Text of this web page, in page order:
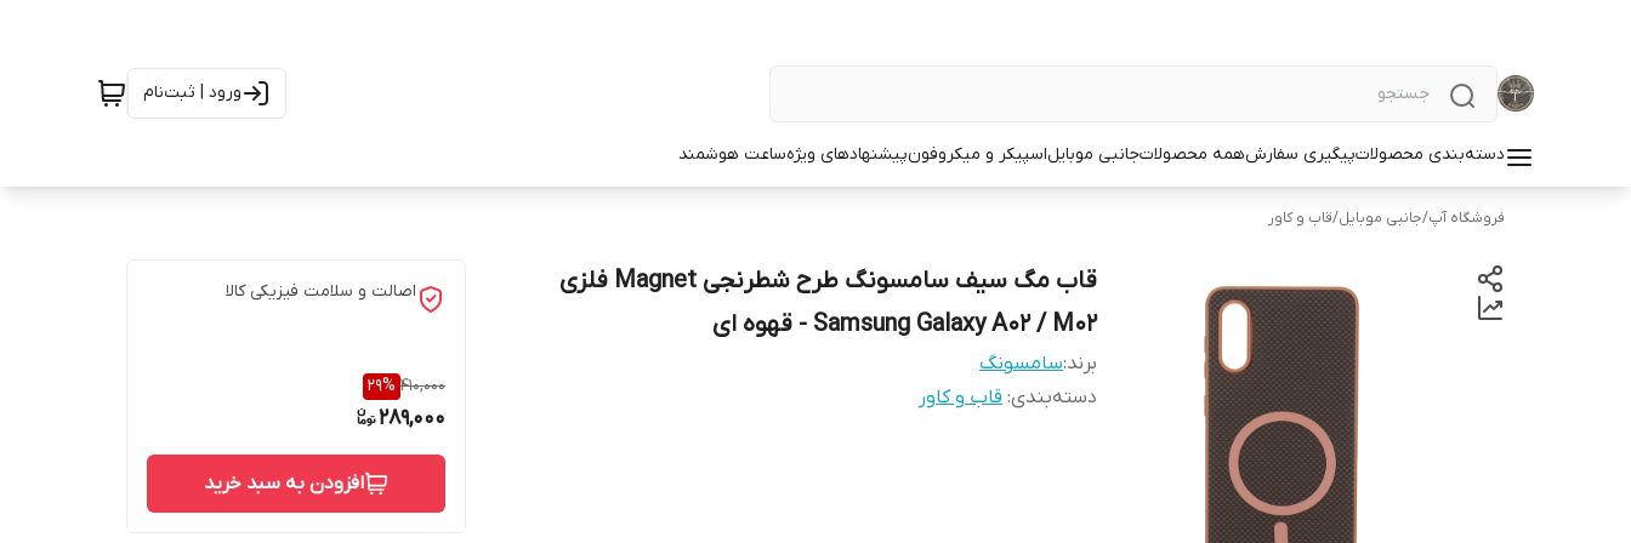
ورود | ثبت‌نام
دسته‌بندی محصولاتپیگیری سفارشهمه محصولاتجانبی موبایلاسپیکر و میکروفونپیشنهادهای ویژهساعت هوشمند
فروشگاه آپ/جانبی موبایل/قاب و کاور
قاب مگ سیف سامسونگ طرح شطرنجی Magnet فلزی
Samsung Galaxy A02 / M02 - قهوه ای
برند:سامسونگ
دسته‌بندی: قاب و کاور
اصالت و سلامت فیزیکی کالا
410,000
29%
289,000
افزودن به سبد خرید